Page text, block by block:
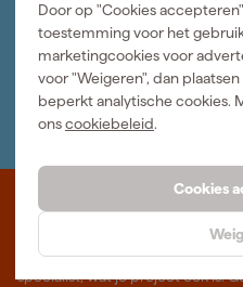
Door op "Cookies
toestemming voor het
marketingcookies voor
voor "Weigeren", dan
beperkt analytische cookies.
onscookiebeleid.
Cookies
Log-in en beheer je
Nieuwsbrief
Inschrijven wekelijkse
Wij helpen je graag
Neem contact op met
Waar staat
Professioneel gereedschap met
specialist, wat je project ook is.